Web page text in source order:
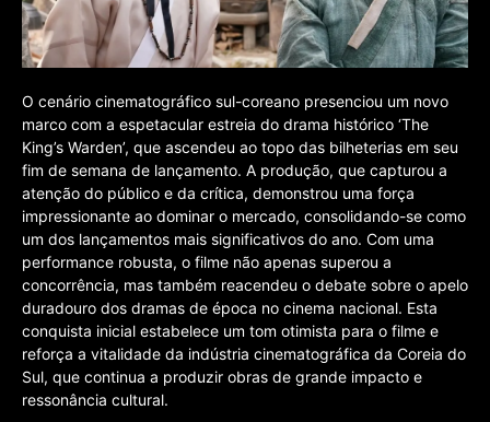
O cenário cinematográfico sul-coreano presenciou um novo
marco com a espetacular estreia do drama histórico ‘The
King’s Warden’, que ascendeu ao topo das bilheterias em seu
fim de semana de lançamento. A produção, que capturou a
atenção do público e da crítica, demonstrou uma força
impressionante ao dominar o mercado, consolidando-se como
um dos lançamentos mais significativos do ano. Com uma
performance robusta, o filme não apenas superou a
concorrência, mas também reacendeu o debate sobre o apelo
duradouro dos dramas de época no cinema nacional. Esta
conquista inicial estabelece um tom otimista para o filme e
reforça a vitalidade da indústria cinematográfica da Coreia do
Sul, que continua a produzir obras de grande impacto e
ressonância cultural.